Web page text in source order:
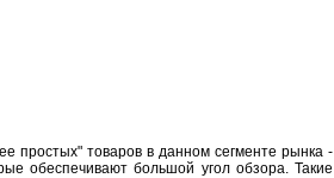
простых" товаров в данном сегменте рынка -
обеспечивают большой угол обзора. Такие